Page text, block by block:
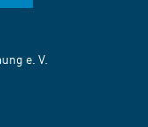
e. V.